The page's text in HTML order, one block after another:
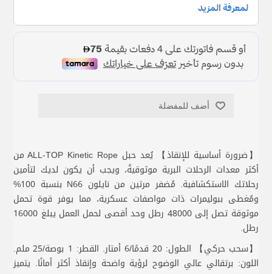
أضف للمفضلة
【ضرورة أساسية للإنقاذ】 يُعد حبل ALL-TOP Kinetic Rope من
أكثر معدات الرحلات البرية موثوقيةً، ويجب أن يكون لديك لتأمين
رحلاتك الاستكشافية. مُضفر مرتين من نايلون N66 بنسبة 100%
ومُغطى ببوليمرات ذات مواصفات عسكرية، مما يوفر قوة تحمل
موثوقة تصل إلى 48000 رطل وحد أقصى لحمل العمل يبلغ 16000
رطل.
【سحب حركي】 الطول: 20 قدمًا/6 أمتار. القطر: 1 بوصة/25 ملم.
اللون: برتقالي عالي الوضوح لرؤية واضحة وإنقاذ أكثر أمانًا. يتميز